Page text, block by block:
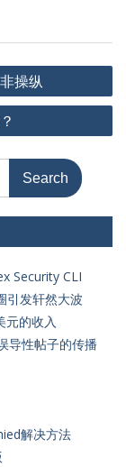
操纵
Security CLI
引发轩然大波
元的收入
导性帖子的传播
解决方法